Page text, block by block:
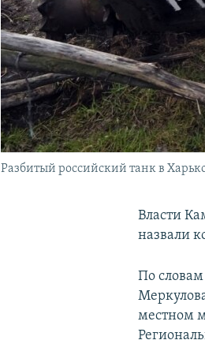
Разбитый российский танк в
Власти
назвали
По
местном